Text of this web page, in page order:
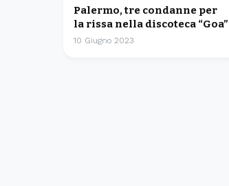
Palermo, tre condanne per
la rissa nella discoteca “Goa”
10 Giugno 2023